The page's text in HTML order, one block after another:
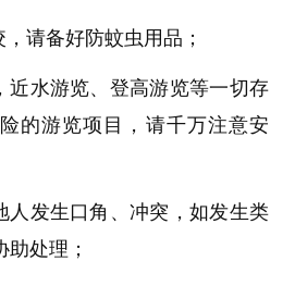
请备好防蚊虫用品；
近水游览、登高游览等一切存
的游览项目，请千万注意安
人发生口角、冲突，如发生类
处理；